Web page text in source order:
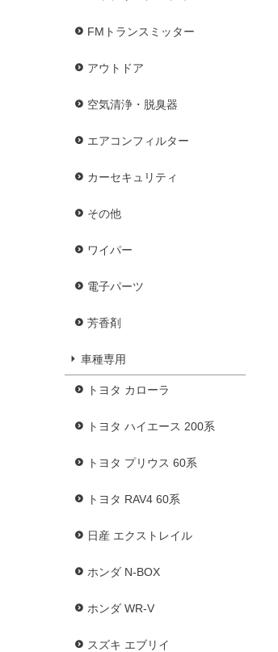
FMトランスミッター
アウトドア
空気清浄・脱臭器
エアコンフィルター
カーセキュリティ
その他
ワイパー
電子パーツ
芳香剤
車種専用
トヨタ カローラ
トヨタ ハイエース 200系
トヨタ プリウス 60系
トヨタ RAV4 60系
日産 エクストレイル
ホンダ N-BOX
ホンダ WR-V
スズキ エブリイ